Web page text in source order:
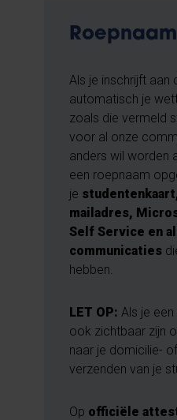
Roepnaam
Als je inschrijft aan
automatisch je
zoals die vermeld
voor al onze
anders wil worden
een roepnaam
je
mailadres,
Self Service en
communicaties
hebben.
LET OP: Als je
ook zichtbaar zijn
naar je domicilie-
verzenden van je
Op officiële